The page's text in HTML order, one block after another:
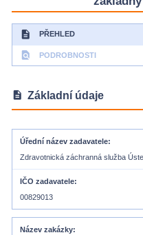
description PŘEHLED
find_in_page PODROBNOSTI
description Základní údaje
Úřední název zadavatele
Zdravotnická záchranná služba
IČO zadavatele
00829013
Název zakázky